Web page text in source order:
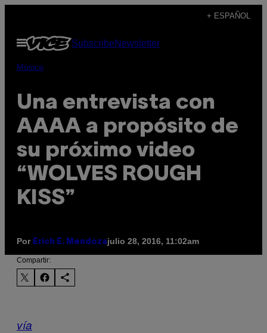
contenido
+ ESPAÑOL
Abrir
Menú
SubscribeNewsletter
Música
Una entrevista con
AAAA a propósito de
su próximo video
“WOLVES ROUGH
KISS”
Por Erich E. Mendozajulio 28, 2016, 11:02am
Compartir:
vía